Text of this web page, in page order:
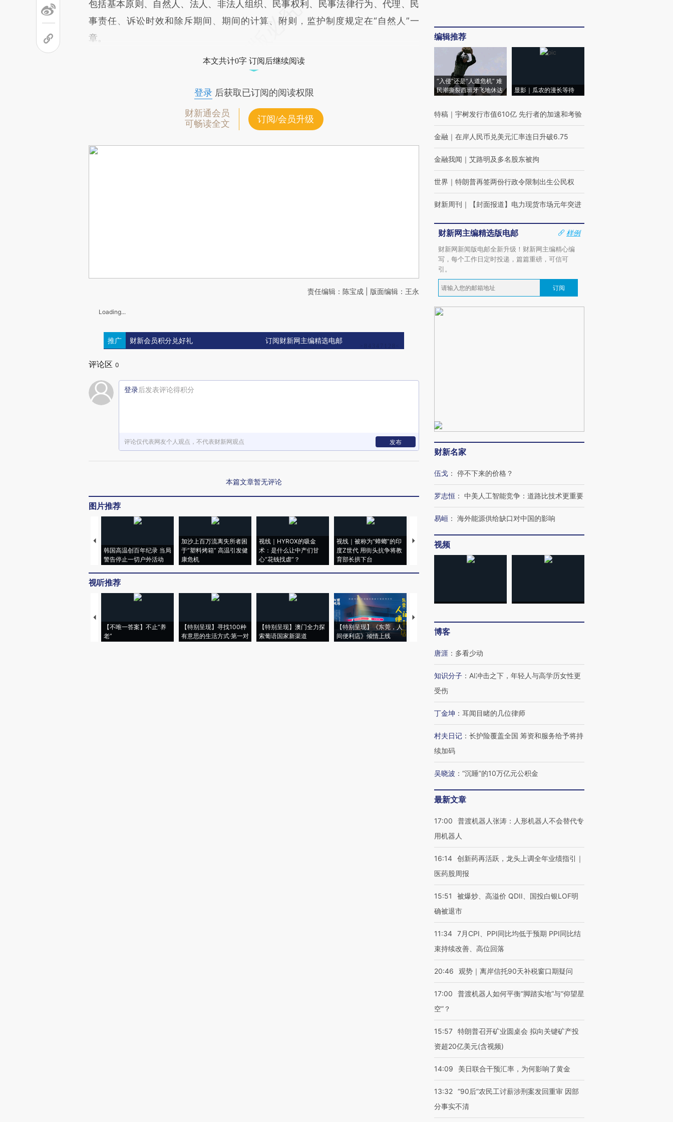
包括基本原则、自然人、法人、非法人组织、民事权利、民事法律行为、代理、民
事责任、诉讼时效和除斥期间、期间的计算、附则，监护制度规定在“自然人”一
章。
本文共计0字 订阅后继续阅读
登录后获取已订阅的阅读权限
财新通会员
可畅读全文
订阅/会员升级
责任编辑：陈宝成 | 版面编辑：王永
Loading...
推广 财新会员积分兑好礼 订阅财新网主编精选电邮
评论区 0
登录后发表评论得积分
评论仅代表网友个人观点，不代表财新网观点 发布
本篇文章暂无评论
图片推荐
韩国高温创百年纪录 当局
警告停止一切户外活动
加沙上百万流离失所者困
于“塑料烤箱” 高温引发健
康危机
视线｜HYROX的吸金
术：是什么让中产们甘
心“花钱找虐”？
视线｜被称为“蟑螂”的印
度Z世代 用街头抗争将教
育部长拱下台
视线｜“入侵”还是“人道危
机”？难民潮撕裂西班牙
视听推荐
【不唯一答案】不止“养
老”
【特别呈现】寻找100种
有意思的生活方式·第一对
【特别呈现】澳门全力探
索葡语国家新渠道
【特别呈现】《东莞，人
间便利店》倾情上线
【推广】走进第四届链博
会，让数智科技“链”接产
编辑推荐
“入侵”还是“人道危机” 难
民潮撕裂西班牙飞地休达
显影｜瓜农的漫长等待
特稿 ｜ 宇树发行市值610亿 先行者的加速和考验
金融 ｜ 在岸人民币兑美元汇率连日升破6.75
金融我闻 ｜ 艾路明及多名股东被拘
世界 ｜ 特朗普再签两份行政令限制出生公民权
财新周刊 ｜ 【封面报道】电力现货市场元年突进
财新网主编精选版电邮
样例
财新网新闻版电邮全新升级！财新网主编精心编
写，每个工作日定时投递，篇篇重磅，可信可
引。
订阅
财新名家
伍戈 ： 停不下来的价格？
罗志恒 ： 中美人工智能竞争：道路比技术更重要
易峘 ： 海外能源供给缺口对中国的影响
视频
博客
唐涯 ： 多看少动
知识分子 ： AI冲击之下，年轻人与高学历女性更
受伤
丁金坤 ： 耳闻目睹的几位律师
村夫日记 ： 长护险覆盖全国 筹资和服务给予将持
续加码
吴晓波 ： “沉睡”的10万亿元公积金
最新文章
17:00
普渡机器人张涛：人形机器人不会替代专
用机器人
16:14 创新药再活跃，龙头上调全年业绩指引｜
医药股周报
15:51
被爆炒、高溢价 QDII、国投白银LOF明
确被退市
11:34 7月CPI、PPI同比均低于预期 PPI同比结
束持续改善、高位回落
20:46 观势｜离岸信托90天补税窗口期疑问
17:00
普渡机器人如何平衡“脚踏实地”与“仰望星
空”？
15:57 特朗普召开矿业圆桌会 拟向关键矿产投
资超20亿美元(含视频)
14:09 美日联合干预汇率，为何影响了黄金
13:32 “90后”农民工讨薪涉刑案发回重审 因部
分事实不清